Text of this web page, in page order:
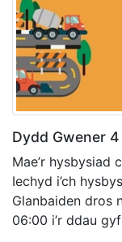
Dydd Gwener
Mae’r hysbysiad
Iechyd i’ch
Glanbaiden dros
06:00 i’r ddau